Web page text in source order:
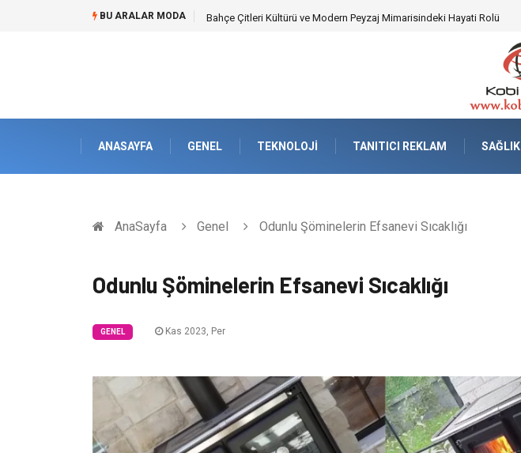
BU ARALAR MODA Komple Tır Taşımacılığı İle Kesintisiz ve Güvenli Lojistik Çözümleri
ANASAYFA GENEL TEKNOLOJI TANITICI REKLAM SAĞLIK
AnaSayfa Genel Odunlu Şöminelerin Efsanevi Sıcaklığı
Odunlu Şöminelerin Efsanevi Sıcaklığı
GENEL Kas 2023, Per